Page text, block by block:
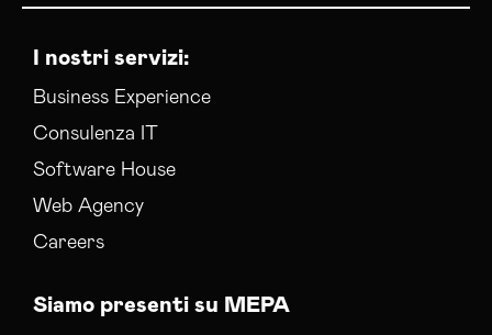
I nostri servizi:
Business Experience
Consulenza IT
Software House
Web Agency
Careers
Siamo presenti su MEPA